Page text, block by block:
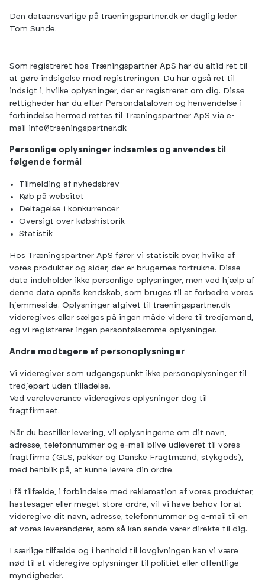
Den dataansvarlige på traeningspartner.dk er daglig leder
Tom Sunde.
Som registreret hos Træningspartner ApS har du altid ret til
at gøre indsigelse mod registreringen. Du har også ret til
indsigt i, hvilke oplysninger, der er registreret om dig. Disse
rettigheder har du efter Persondataloven og henvendelse i
forbindelse hermed rettes til Træningspartner ApS via e-
mail info@traeningspartner.dk
Personlige oplysninger indsamles og anvendes til
følgende formål
Tilmelding af nyhedsbrev
Køb på websitet
Deltagelse i konkurrencer
Oversigt over købshistorik
Statistik
Hos Træningspartner ApS fører vi statistik over, hvilke af
vores produkter og sider, der er brugernes fortrukne. Disse
data indeholder ikke personlige oplysninger, men ved hjælp af
denne data opnås kendskab, som bruges til at forbedre vores
hjemmeside. Oplysninger afgivet til traeningspartner.dk
videregives eller sælges på ingen måde videre til tredjemand,
og vi registrerer ingen personfølsomme oplysninger.
Andre modtagere af personoplysninger
Vi videregiver som udgangspunkt ikke personoplysninger til
tredjepart uden tilladelse.
Ved vareleverance videregives oplysninger dog til
fragtfirmaet.
Når du bestiller levering, vil oplysningerne om dit navn,
adresse, telefonnummer og e-mail blive udleveret til vores
fragtfirma (GLS, pakker og Danske Fragtmænd, stykgods),
med henblik på, at kunne levere din ordre.
I få tilfælde, i forbindelse med reklamation af vores produkter,
hastesager eller meget store ordre, vil vi have behov for at
videregive dit navn, adresse, telefonnummer og e-mail til en
af vores leverandører, som så kan sende varer direkte til dig.
I særlige tilfælde og i henhold til lovgivningen kan vi være
nød til at videregive oplysninger til politiet eller offentlige
myndigheder.